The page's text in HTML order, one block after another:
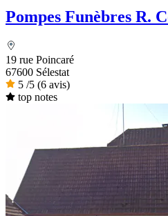
Pompes Funèbres R.
19 rue Poincaré
67600 Sélestat
5 /5 (6 avis)
top notes